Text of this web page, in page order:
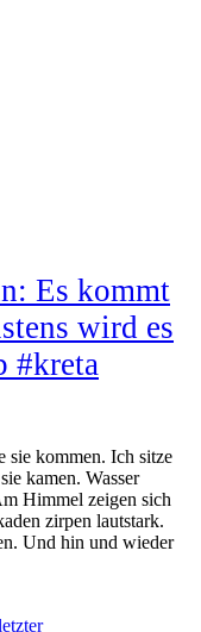
Es kommt
wird es
#kreta
sie kommen. Ich sitze
kamen. Wasser
Himmel zeigen sich
zirpen lautstark.
Und hin und wieder